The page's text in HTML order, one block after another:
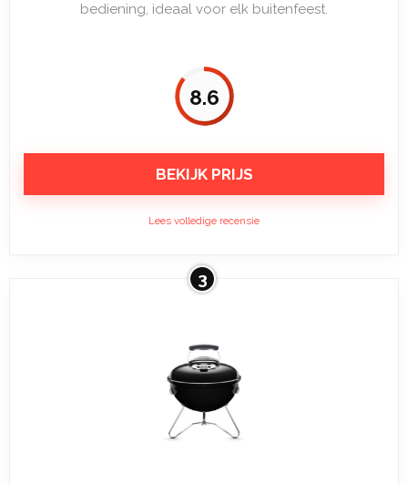
bediening, ideaal voor elk buitenfeest.
8.6
BEKIJK PRIJS
Lees volledige recensie
3